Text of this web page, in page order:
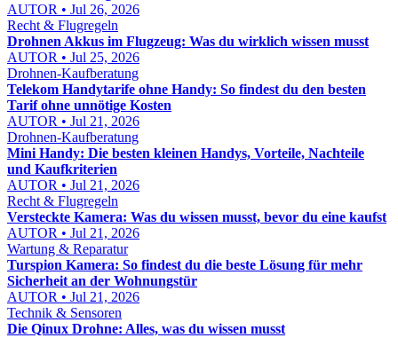
AUTOR • Jul 26, 2026
Recht & Flugregeln
Drohnen Akkus im Flugzeug: Was du wirklich wissen musst
AUTOR • Jul 25, 2026
Drohnen-Kaufberatung
Telekom Handytarife ohne Handy: So findest du den besten
Tarif ohne unnötige Kosten
AUTOR • Jul 21, 2026
Drohnen-Kaufberatung
Mini Handy: Die besten kleinen Handys, Vorteile, Nachteile
und Kaufkriterien
AUTOR • Jul 21, 2026
Recht & Flugregeln
Versteckte Kamera: Was du wissen musst, bevor du eine kaufst
AUTOR • Jul 21, 2026
Wartung & Reparatur
Turspion Kamera: So findest du die beste Lösung für mehr
Sicherheit an der Wohnungstür
AUTOR • Jul 21, 2026
Technik & Sensoren
Die Qinux Drohne: Alles, was du wissen musst